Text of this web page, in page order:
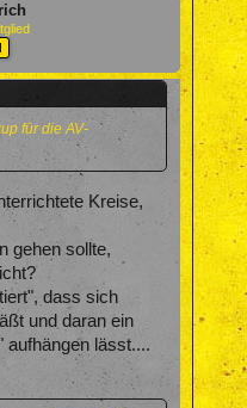
für die AV-
Kreise,
gehen sollte,
dass sich
und daran ein
aufhängen lässt....